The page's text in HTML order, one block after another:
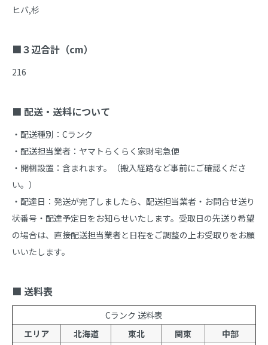
ヒバ,杉
■３辺合計（cm）
216
■ 配送・送料について
・配送種別：Cランク
・配送担当業者：ヤマトらくらく家財宅急便
・開梱設置：含まれます。（搬入経路など事前にご確認くださ
い。）
・配達日：発送が完了しましたら、配送担当業者・お問合せ送り
状番号・配達予定日をお知らせいたします。受取日の先送り希望
の場合は、直接配送担当業者と日程をご調整の上お受取りをお願
いいたします。
■ 送料表
Cランク 送料表
エリア
北海道 東北 関東 中部